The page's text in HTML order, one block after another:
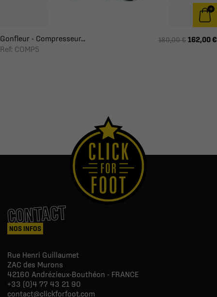
Gonfleur - Compresseur...
Ref: COMP5
180,00 € 162,00 €
CONTACT
NOS INFOS
Rue Henri Guillaumet
ZAC des Murons
42160 Andrézieux-Bouthéon - FRANCE
+33 (0)4 77 43 21 90
contact@clickforfoot.com